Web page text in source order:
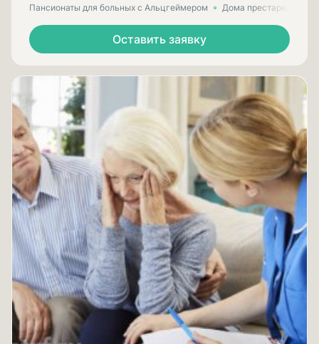
Пансионаты для больных с Альцгеймером Дома престарелых
Оставить заявку